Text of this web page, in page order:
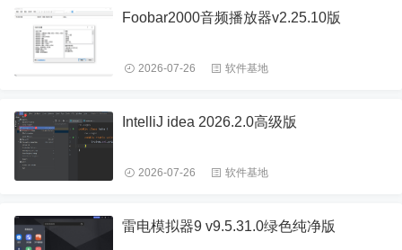
Foobar2000音频播放器v2.25.10版
2026-07-26 软件基地
IntelliJ idea 2026.2.0高级版
2026-07-26 软件基地
雷电模拟器9 v9.5.31.0绿色纯净版